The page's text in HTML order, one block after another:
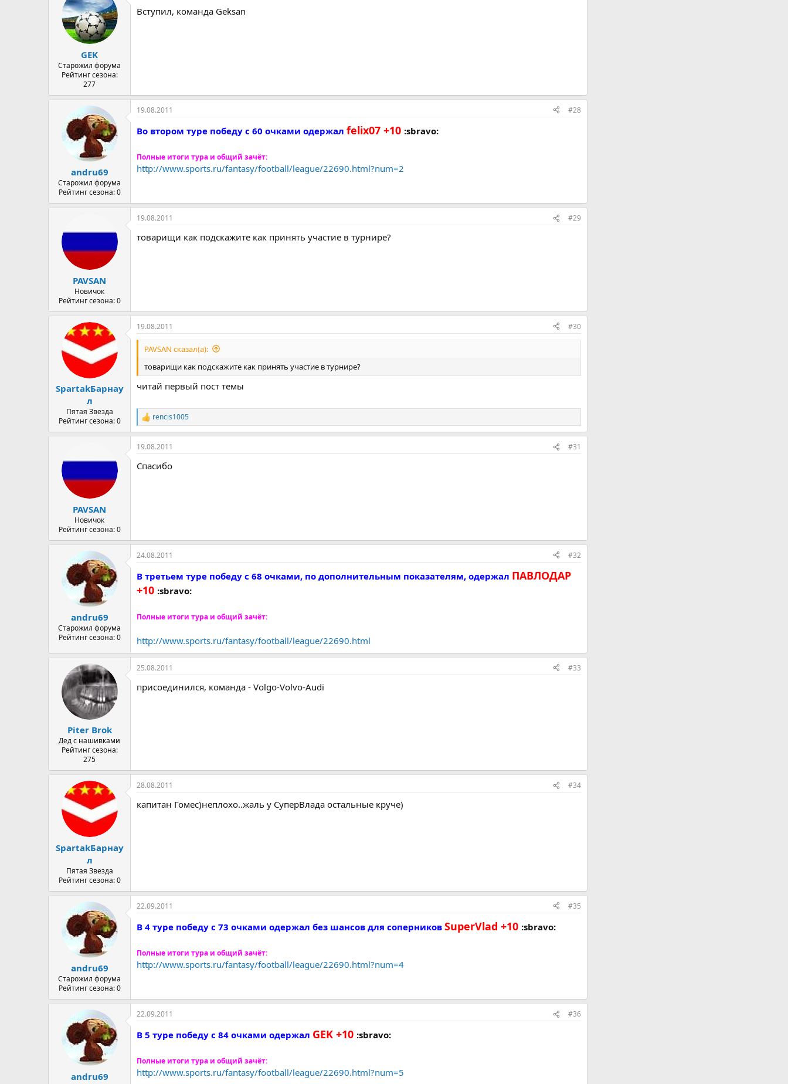
и
GEK
Старожил форума
Рейтинг сезона:
277
Вступил, команда Geksan
andru69
Старожил форума
Рейтинг сезона: 0
19.08.2011 #28
Во втором туре победу с 60 очками одержал felix07 +10 :sbravo:
Полные итоги тура и общий зачёт:
http://www.sports.ru/fantasy/football/league/22690.html?num=2
PAVSAN
Новичок
Рейтинг сезона: 0
19.08.2011 #29
товарищи как подскажите как принять участие в турнире?
SpartakБарнау
л
Пятая Звезда
Рейтинг сезона: 0
19.08.2011 #30
PAVSAN сказал(а):
товарищи как подскажите как принять участие в турнире?
читай первый пост темы
Р
е
а
к
и
rencis1005
PAVSAN
Новичок
Рейтинг сезона: 0
19.08.2011 #31
Спасибо
andru69
Старожил форума
Рейтинг сезона: 0
24.08.2011 #32
В третьем туре победу с 68 очками, по дополнительным показателям, одержал ПАВЛОДАР
+10 :sbravo:
Полные итоги тура и общий зачёт:
http://www.sports.ru/fantasy/football/league/22690.html
Piter Brok
Дед с нашивками
Рейтинг сезона:
275
25.08.2011 #33
присоединился, команда - Volgo-Volvo-Audi
SpartakБарнау
л
Пятая Звезда
Рейтинг сезона: 0
28.08.2011 #34
капитан Гомес)неплохо..жаль у СуперВлада остальные круче)
andru69
Старожил форума
Рейтинг сезона: 0
22.09.2011 #35
В 4 туре победу с 73 очками одержал без шансов для соперников SuperVlad +10 :sbravo:
Полные итоги тура и общий зачёт:
http://www.sports.ru/fantasy/football/league/22690.html?num=4
andru69
22.09.2011 #36
В 5 туре победу с 84 очками одержал GEK +10 :sbravo:
Полные итоги тура и общий зачёт:
http://www.sports.ru/fantasy/football/league/22690.html?num=5